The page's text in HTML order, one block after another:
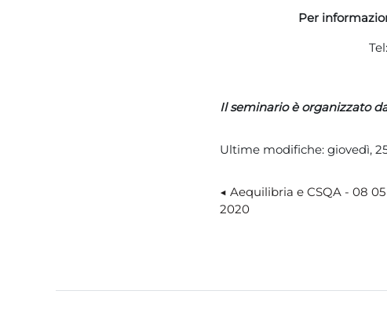
Per
Il seminario è organizzato
Ultime modifiche: giovedì,
◀︎ Aequilibria e CSQA - 08 05
2020